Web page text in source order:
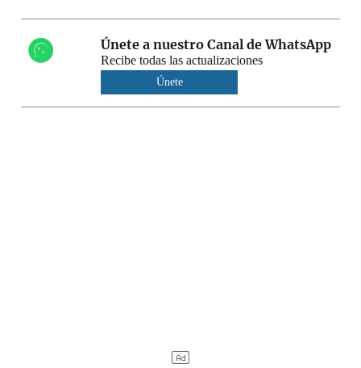
Únete a nuestro Canal de WhatsApp
Recibe todas las actualizaciones
Únete